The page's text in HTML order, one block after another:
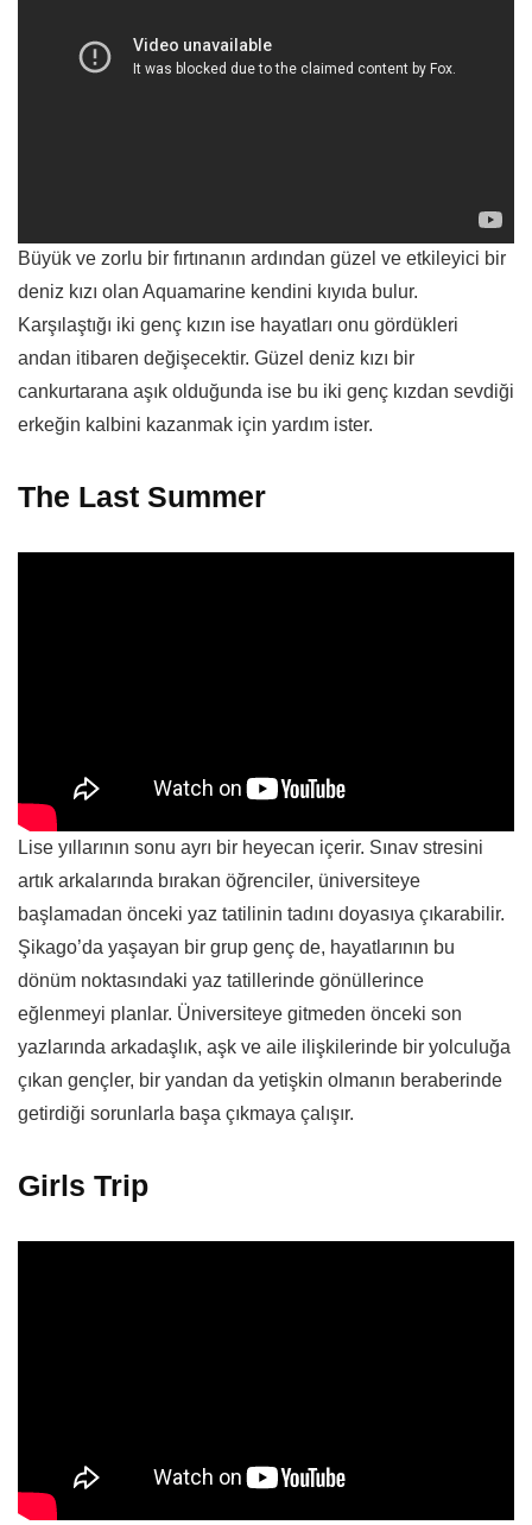
Büyük ve zorlu bir fırtınanın ardından güzel ve etkileyici bir
deniz kızı olan Aquamarine kendini kıyıda bulur.
Karşılaştığı iki genç kızın ise hayatları onu gördükleri
andan itibaren değişecektir. Güzel deniz kızı bir
cankurtarana aşık olduğunda ise bu iki genç kızdan sevdiği
erkeğin kalbini kazanmak için yardım ister.
The Last Summer
Lise yıllarının sonu ayrı bir heyecan içerir. Sınav stresini
artık arkalarında bırakan öğrenciler, üniversiteye
başlamadan önceki yaz tatilinin tadını doyasıya çıkarabilir.
Şikago’da yaşayan bir grup genç de, hayatlarının bu
dönüm noktasındaki yaz tatillerinde gönüllerince
eğlenmeyi planlar. Üniversiteye gitmeden önceki son
yazlarında arkadaşlık, aşk ve aile ilişkilerinde bir yolculuğa
çıkan gençler, bir yandan da yetişkin olmanın beraberinde
getirdiği sorunlarla başa çıkmaya çalışır.
Girls Trip